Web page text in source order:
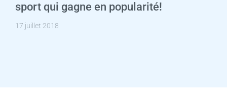
sport qui gagne en popularité!
17 juillet 2018